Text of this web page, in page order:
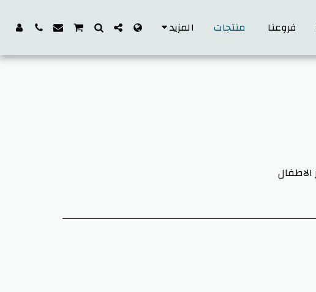
فروعنا منتجات المزيد